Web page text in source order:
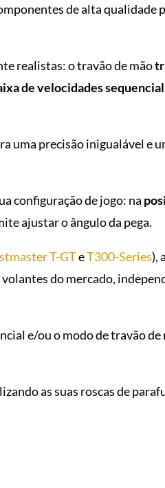
de alta qualidade
realistas: o travão de mão
de velocidades sequencial
uma precisão inigualável e
configuração de jogo: na
ajustar o ângulo da pega.
T-GTeT300-Series),
volantes do mercado,
e/ou o modo de travão de
as suas roscas de